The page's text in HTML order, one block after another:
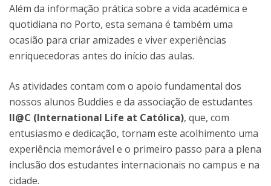
Além da informação prática sobre a vida académica e
quotidiana no Porto, esta semana é também uma
ocasião para criar amizades e viver experiências
enriquecedoras antes do início das aulas.
As atividades contam com o apoio fundamental dos
nossos alunos Buddies e da associação de estudantes
Il@C (International Life at Católica), que, com
entusiasmo e dedicação, tornam este acolhimento uma
experiência memorável e o primeiro passo para a plena
inclusão dos estudantes internacionais no campus e na
cidade.